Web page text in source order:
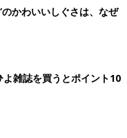
かわいいしぐさは、なぜ
雑誌を買うとポイント10